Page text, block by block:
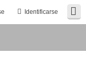
Identificarse